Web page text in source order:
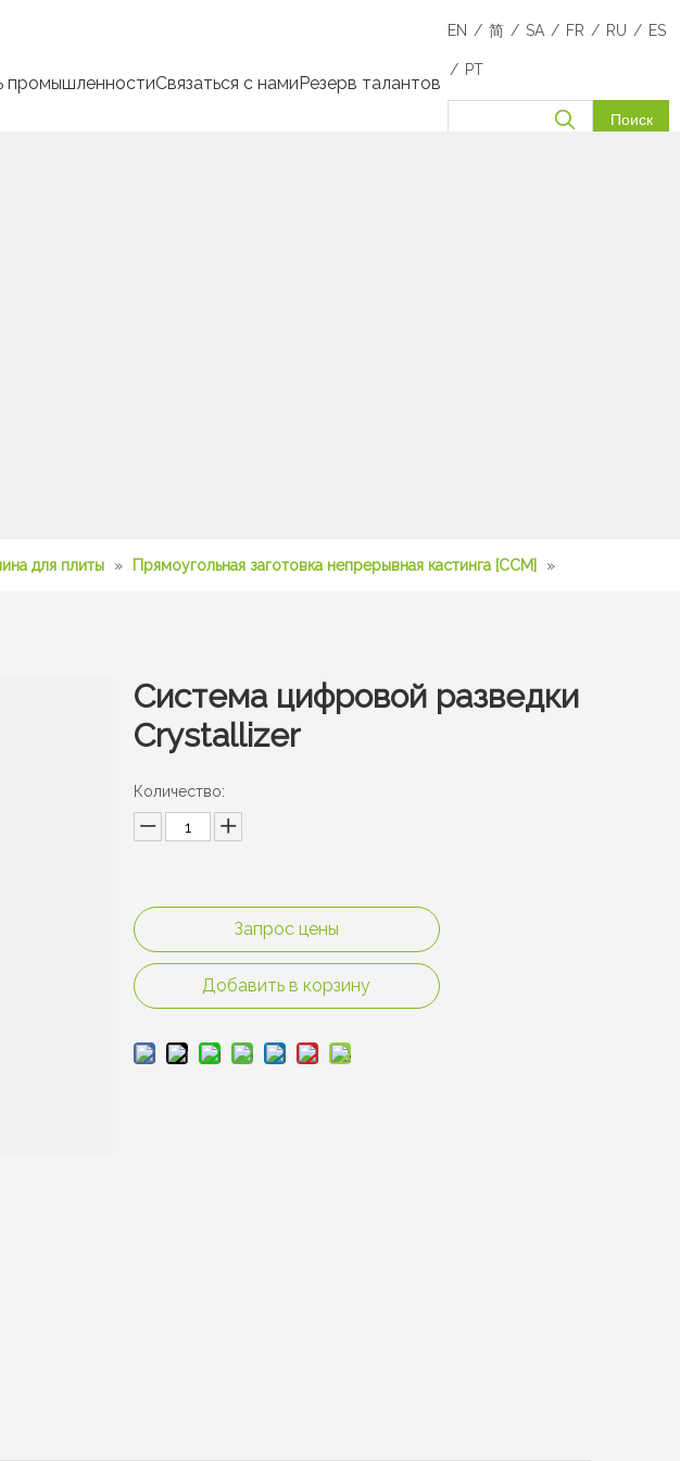
промышленностиСвязаться с намиРезерв талантов
EN / 简 / SA / FR / RU / ES
/ PT
Поиск
для плиты » Прямоугольная заготовка непрерывная кастинга [CCM]
»
Система цифровой разведки
Crystallizer
Количество:
Запрос цены
Добавить в корзину